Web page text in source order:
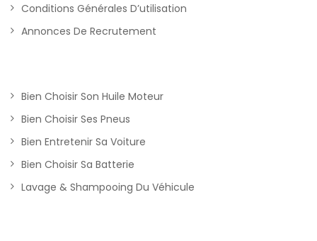
Conditions Générales D’utilisation
Annonces De Recrutement
Bien Choisir Son Huile Moteur
Bien Choisir Ses Pneus
Bien Entretenir Sa Voiture
Bien Choisir Sa Batterie
Lavage & Shampooing Du Véhicule